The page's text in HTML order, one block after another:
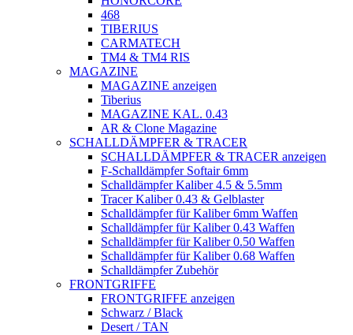
468
TIBERIUS
CARMATECH
TM4 & TM4 RIS
MAGAZINE
MAGAZINE anzeigen
Tiberius
MAGAZINE KAL. 0.43
AR & Clone Magazine
SCHALLDÄMPFER & TRACER
SCHALLDÄMPFER & TRACER anzeigen
F-Schalldämpfer Softair 6mm
Schalldämpfer Kaliber 4.5 & 5.5mm
Tracer Kaliber 0.43 & Gelblaster
Schalldämpfer für Kaliber 6mm Waffen
Schalldämpfer für Kaliber 0.43 Waffen
Schalldämpfer für Kaliber 0.50 Waffen
Schalldämpfer für Kaliber 0.68 Waffen
Schalldämpfer Zubehör
FRONTGRIFFE
FRONTGRIFFE anzeigen
Schwarz / Black
Desert / TAN